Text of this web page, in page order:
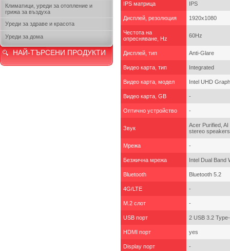
Климатици, уреди за отопление и
грижа за въздуха
Уреди за здраве и красота
Уреди за дома
НАЙ-ТЪРСЕНИ ПРОДУКТИ
IPS матрица IPS
Дисплей, резолюция 1920x1080
Честота на
опресняване, Hz
60Hz
Дисплей, тип Anti-Glare
Видео карта, тип Integrated
Видео карта, модел Intel UHD
Видео карта, GB -
Оптично устройство -
Звук
Acer Purified,
stereo
Мрежа -
Безжична мрежа Intel Dual Band
Bluetooth Bluetooth 5.2
4G/LTE -
M.2 слот -
USB порт 2 USB 3.2
HDMI порт yes
Display порт -